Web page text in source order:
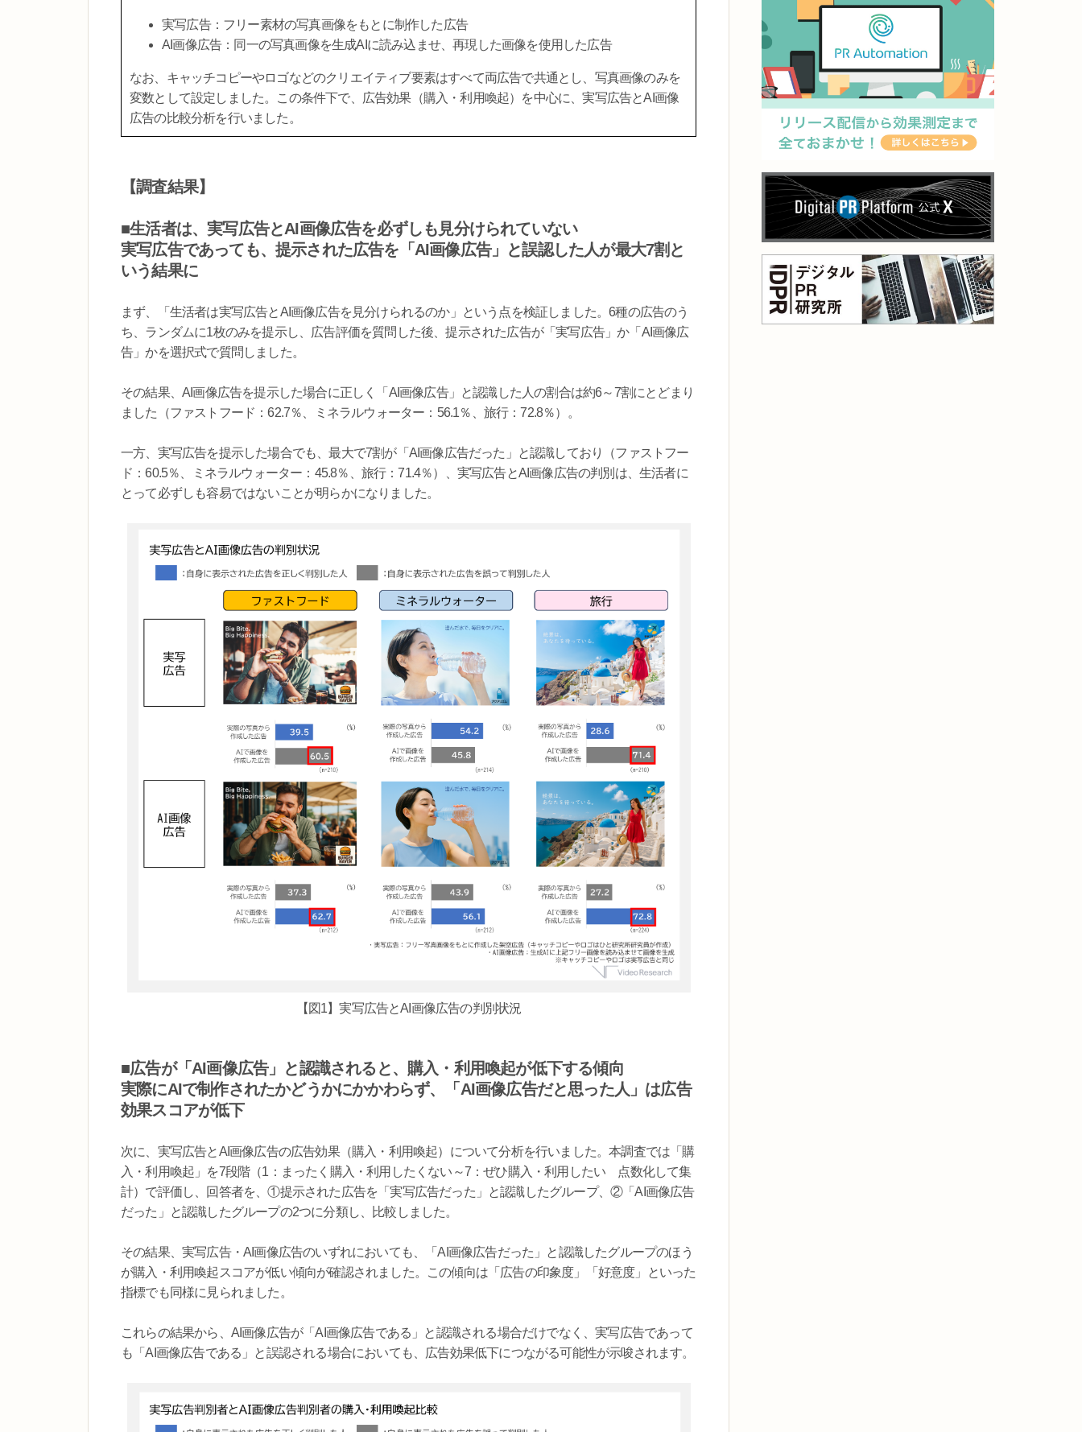
実写広告：フリー素材の写真画像をもとに制作した広告
AI画像広告：同一の写真画像を生成AIに読み込ませ、再現した画像を使用した広告
なお、キャッチコピーやロゴなどのクリエイティブ要素はすべて両広告で共通とし、写真画像のみを
変数として設定しました。この条件下で、広告効果（購入・利用喚起）を中心に、実写広告とAI画像
広告の比較分析を行いました。
【調査結果】
■生活者は、実写広告とAI画像広告を必ずしも見分けられていない
実写広告であっても、提示された広告を「AI画像広告」と誤認した人が最大7割と
いう結果に
まず、「生活者は実写広告とAI画像広告を見分けられるのか」という点を検証しました。6種の広告のう
ち、ランダムに1枚のみを提示し、広告評価を質問した後、提示された広告が「実写広告」か「AI画像広
告」かを選択式で質問しました。
その結果、AI画像広告を提示した場合に正しく「AI画像広告」と認識した人の割合は約6～7割にとどまり
ました（ファストフード：62.7％、ミネラルウォーター：56.1％、旅行：72.8％）。
一方、実写広告を提示した場合でも、最大で7割が「AI画像広告だった」と認識しており（ファストフー
ド：60.5％、ミネラルウォーター：45.8％、旅行：71.4％）、実写広告とAI画像広告の判別は、生活者に
とって必ずしも容易ではないことが明らかになりました。
【図1】実写広告とAI画像広告の判別状況
■広告が「AI画像広告」と認識されると、購入・利用喚起が低下する傾向
実際にAIで制作されたかどうかにかかわらず、「AI画像広告だと思った人」は広告
効果スコアが低下
次に、実写広告とAI画像広告の広告効果（購入・利用喚起）について分析を行いました。本調査では「購
入・利用喚起」を7段階（1：まったく購入・利用したくない～7：ぜひ購入・利用したい 点数化して集
計）で評価し、回答者を、①提示された広告を「実写広告だった」と認識したグループ、②「AI画像広告
だった」と認識したグループの2つに分類し、比較しました。
その結果、実写広告・AI画像広告のいずれにおいても、「AI画像広告だった」と認識したグループのほう
が購入・利用喚起スコアが低い傾向が確認されました。この傾向は「広告の印象度」「好意度」といった
指標でも同様に見られました。
これらの結果から、AI画像広告が「AI画像広告である」と認識される場合だけでなく、実写広告であって
も「AI画像広告である」と誤認される場合においても、広告効果低下につながる可能性が示唆されます。